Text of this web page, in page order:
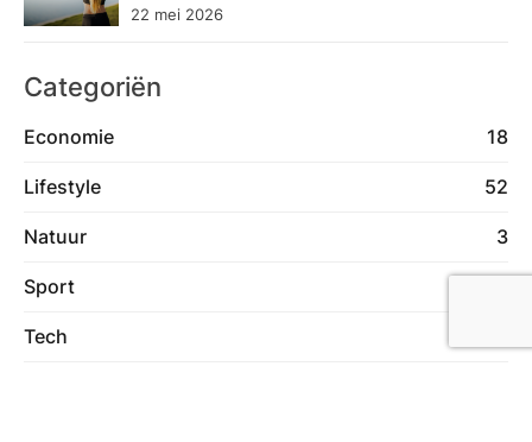
22 mei 2026
Categoriën
Economie 18
Lifestyle 52
Natuur 3
Sport
Tech